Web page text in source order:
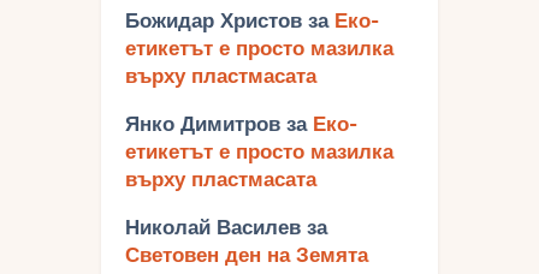
Божидар Христов за Еко-
етикетът е просто мазилка
върху пластмасата
Янко Димитров за Еко-
етикетът е просто мазилка
върху пластмасата
Николай Василев за
Световен ден на Земята